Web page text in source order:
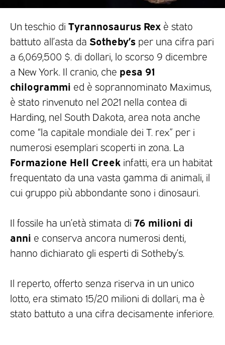
Un teschio di Tyrannosaurus Rex è stato
battuto all’asta da Sotheby’s per una cifra pari
a 6,069,500 $. di dollari, lo scorso 9 dicembre
a New York. Il cranio, che pesa 91
chilogrammi ed è soprannominato Maximus,
è stato rinvenuto nel 2021 nella contea di
Harding, nel South Dakota, area nota anche
come “la capitale mondiale dei T. rex” per i
numerosi esemplari scoperti in zona. La
Formazione Hell Creek infatti, era un habitat
frequentato da una vasta gamma di animali, il
cui gruppo più abbondante sono i dinosauri.
Il fossile ha un’età stimata di 76 milioni di
anni e conserva ancora numerosi denti,
hanno dichiarato gli esperti di Sotheby’s.
Il reperto, offerto senza riserva in un unico
lotto, era stimato 15/20 milioni di dollari, ma è
stato battuto a una cifra decisamente inferiore.